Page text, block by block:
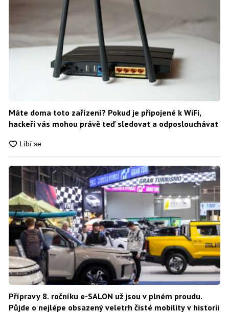
Máte doma toto zařízení? Pokud je připojené k WiFi,
hackeři vás mohou právě teď sledovat a odposlouchávat
Přípravy 8. ročníku e-SALON už jsou v plném proudu.
Půjde o nejlépe obsazený veletrh čisté mobility v historii